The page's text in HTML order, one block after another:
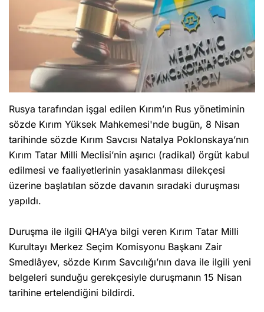
Rusya tarafından işgal edilen Kırım’ın Rus yönetiminin
sözde Kırım Yüksek Mahkemesi'nde bugün, 8 Nisan
tarihinde sözde Kırım Savcısı Natalya Poklonskaya’nın
Kırım Tatar Milli Meclisi’nin aşırıcı (radikal) örgüt kabul
edilmesi ve faaliyetlerinin yasaklanması dilekçesi
üzerine başlatılan sözde davanın sıradaki duruşması
yapıldı.
Duruşma ile ilgili QHA’ya bilgi veren Kırım Tatar Milli
Kurultayı Merkez Seçim Komisyonu Başkanı Zair
Smedlâyev, sözde Kırım Savcılığı’nın dava ile ilgili yeni
belgeleri sunduğu gerekçesiyle duruşmanın 15 Nisan
tarihine ertelendiğini bildirdi.